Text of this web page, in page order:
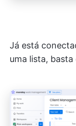
Já está
uma lista, basta